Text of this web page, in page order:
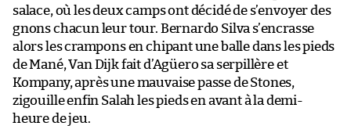
salace, où les deux camps ont décidé de s’envoyer des
gnons chacun leur tour. Bernardo Silva s’encrasse
alors les crampons en chipant une balle dans les pieds
de Mané, Van Dijk fait d’Agüero sa serpillère et
Kompany, après une mauvaise passe de Stones,
zigouille enfin Salah les pieds en avant à la demi-
heure de jeu.